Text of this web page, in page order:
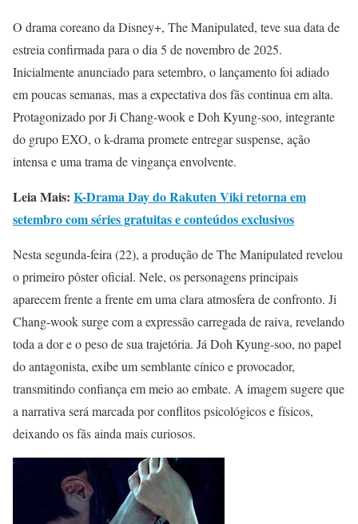
O drama coreano da Disney+, The Manipulated, teve sua data de
estreia confirmada para o dia 5 de novembro de 2025.
Inicialmente anunciado para setembro, o lançamento foi adiado
em poucas semanas, mas a expectativa dos fãs continua em alta.
Protagonizado por Ji Chang-wook e Doh Kyung-soo, integrante
do grupo EXO, o k-drama promete entregar suspense, ação
intensa e uma trama de vingança envolvente.
Leia Mais: K-Drama Day do Rakuten Viki retorna em
setembro com séries gratuitas e conteúdos exclusivos
Nesta segunda-feira (22), a produção de The Manipulated revelou
o primeiro pôster oficial. Nele, os personagens principais
aparecem frente a frente em uma clara atmosfera de confronto. Ji
Chang-wook surge com a expressão carregada de raiva, revelando
toda a dor e o peso de sua trajetória. Já Doh Kyung-soo, no papel
do antagonista, exibe um semblante cínico e provocador,
transmitindo confiança em meio ao embate. A imagem sugere que
a narrativa será marcada por conflitos psicológicos e físicos,
deixando os fãs ainda mais curiosos.